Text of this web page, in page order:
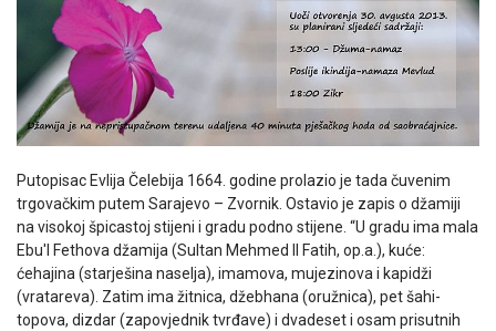
Putopisac Evlija Čelebija 1664. godine prolazio je tada čuvenim
trgovačkim putem Sarajevo – Zvornik. Ostavio je zapis o džamiji
na visokoj špicastoj stijeni i gradu podno stijene. “U gradu ima mala
Ebu'l Fethova džamija (Sultan Mehmed II Fatih, op.a.), kuće:
ćehajina (starješina naselja), imamova, mujezinova i kapidži
(vratareva). Zatim ima žitnica, džebhana (oružnica), pet šahi-
topova, dizdar (zapovjednik tvrđave) i dvadeset i osam prisutnih